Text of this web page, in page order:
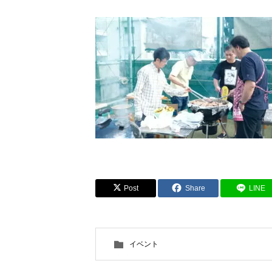
Post Share LINE
イベント